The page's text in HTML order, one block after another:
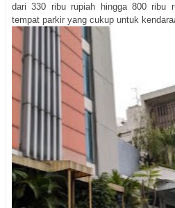
dari 330 ribu rupiah hingga 800 ribu
tempat parkir yang cukup untuk